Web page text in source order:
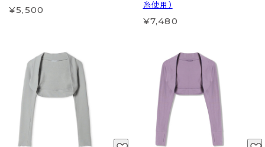
¥5,500
糸使用）
¥7,480